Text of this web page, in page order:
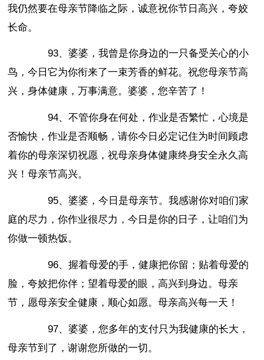
我仍然要在母亲节降临之际，诚意祝你节日高兴，夸姣
长命。
93、婆婆，我曾是你身边的一只备受关心的小
鸟，今日它为你衔来了一束芳香的鲜花。祝您母亲节高
兴，身体健康，万事满意。婆婆，您辛苦了！
94、不管你身在何处，作业是否繁忙，心境是
否愉快，作业是否顺畅，请你今日必定记住为时间顾虑
着你的母亲深切祝愿，祝母亲身体健康终身安全永久高
兴！母亲节高兴。
95、婆婆，今日是母亲节。我感谢你对咱们家
庭的尽力，你作业很尽力，今日是你的日子，让咱们为
你做一顿热饭。
96、握着母爱的手，健康把你留；贴着母爱的
脸，夸姣把你伴；望着母爱的眼，高兴到身边。母亲
节，愿母亲安全健康，顺心如愿。母亲高兴每一天！
97、婆婆，您多年的支付只为我健康的长大，
母亲节到了，谢谢您所做的一切。